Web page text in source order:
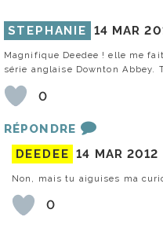
STEPHANIE 14 MAR
Magnifique Deedee ! elle me
série anglaise Downton Abbey.
0
RÉPONDRE
DEEDEE 14 MAR 2012
Non, mais tu aiguises ma
0